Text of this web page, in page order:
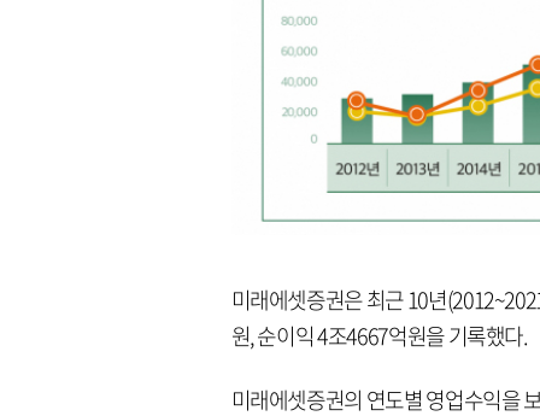
미래에셋증권은 최근 10년
원, 순이익 4조4667억원을 기록했다.
미래에셋증권의 연도별 영업수익